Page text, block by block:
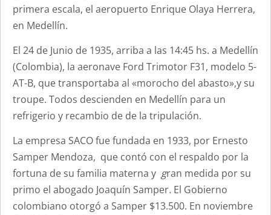
primera escala, el aeropuerto Enrique Olaya Herrera,
en Medellín.
El 24 de Junio de 1935, arriba a las 14:45 hs. a Medellín
(Colombia), la aeronave Ford Trimotor F31, modelo 5-
AT-B, que transportaba al «morocho del abasto»,y su
troupe. Todos descienden en Medellín para un
refrigerio y recambio de de la tripulación.
La empresa SACO fue fundada en 1933, por Ernesto
Samper Mendoza, que contó con el respaldo por la
fortuna de su familia materna y gran medida por su
primo el abogado Joaquín Samper. El Gobierno
colombiano otorgó a Samper $13.500. En noviembre